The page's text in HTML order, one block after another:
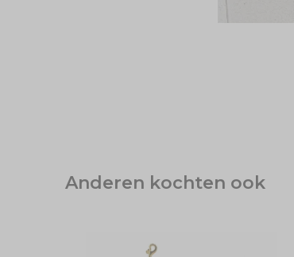
Anderen kochten ook